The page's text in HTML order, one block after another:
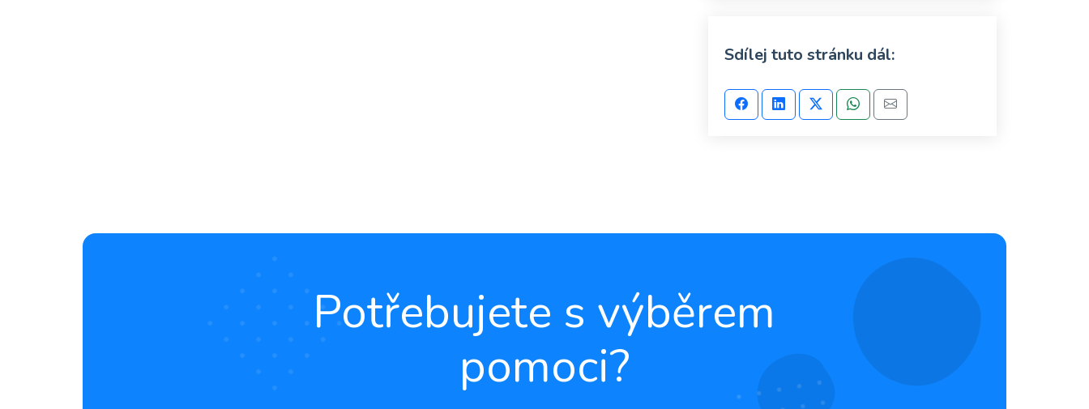
Sdílej tuto stránku dál:
Potřebujete s výběrem
pomoci?